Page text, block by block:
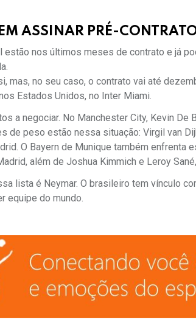
ASSINAR PRÉ-
nos últimos meses de contrato e já
mas, no seu caso, o contrato vai até
Estados Unidos, no Inter Miami.
a negociar. No Manchester City, Kevin
de peso estão nessa situação: Virgil van
O Bayern de Munique também enfrenta
além de Joshua Kimmich e Leroy
lista é Neymar. O brasileiro tem vínculo
equipe do mundo.